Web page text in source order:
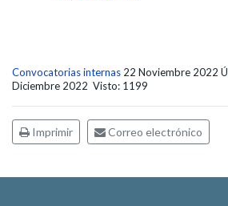
Convocatorias internas 22 Noviembre 2022
Diciembre 2022 Visto: 1199
Imprimir Correo electrónico